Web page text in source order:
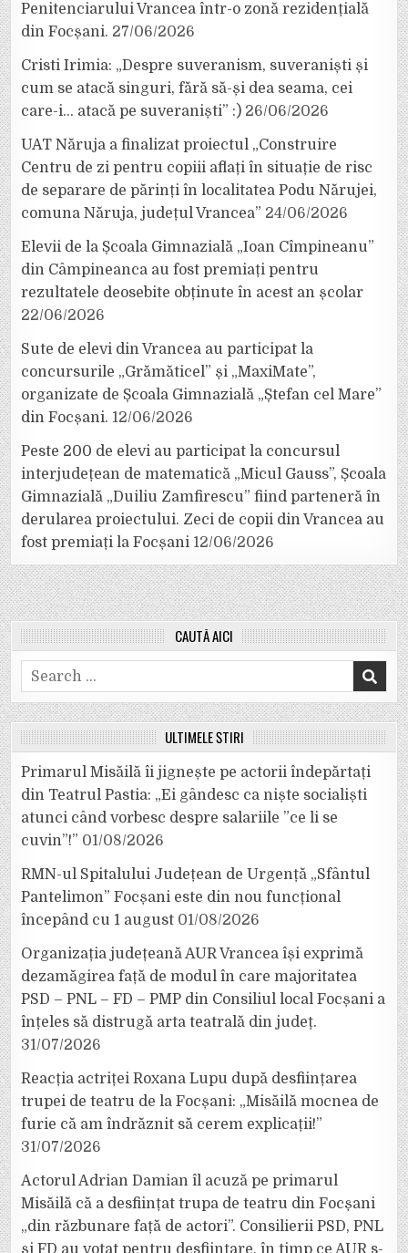
Penitenciarului Vrancea într-o zonă rezidențială
din Focșani. 27/06/2026
Cristi Irimia: „Despre suveranism, suveraniști și
cum se atacă singuri, fără să-și dea seama, cei
care-i… atacă pe suveraniști” :) 26/06/2026
UAT Năruja a finalizat proiectul „Construire
Centru de zi pentru copiii aflați în situație de risc
de separare de părinți în localitatea Podu Nărujei,
comuna Năruja, județul Vrancea” 24/06/2026
Elevii de la Școala Gimnazială „Ioan Cîmpineanu”
din Câmpineanca au fost premiați pentru
rezultatele deosebite obținute în acest an școlar
22/06/2026
Sute de elevi din Vrancea au participat la
concursurile „Grămăticel” și „MaxiMate”,
organizate de Școala Gimnazială „Ștefan cel Mare”
din Focșani. 12/06/2026
Peste 200 de elevi au participat la concursul
interjudețean de matematică „Micul Gauss”, Școala
Gimnazială „Duiliu Zamfirescu” fiind parteneră în
derularea proiectului. Zeci de copii din Vrancea au
fost premiați la Focșani 12/06/2026
CAUTĂ AICI
Search
for:
ULTIMELE ȘTIRI
Primarul Misăilă îi jignește pe actorii îndepărtați
din Teatrul Pastia: „Ei gândesc ca niște socialiști
atunci când vorbesc despre salariile ”ce li se
cuvin”!” 01/08/2026
RMN-ul Spitalului Județean de Urgență „Sfântul
Pantelimon” Focșani este din nou funcțional
începând cu 1 august 01/08/2026
Organizația județeană AUR Vrancea își exprimă
dezamăgirea față de modul în care majoritatea
PSD – PNL – FD – PMP din Consiliul local Focșani a
înțeles să distrugă arta teatrală din județ.
31/07/2026
Reacția actriței Roxana Lupu după desființarea
trupei de teatru de la Focșani: „Misăilă mocnea de
furie că am îndrăznit să cerem explicații!”
31/07/2026
Actorul Adrian Damian îl acuză pe primarul
Misăilă că a desființat trupa de teatru din Focșani
„din răzbunare față de actori”. Consilierii PSD, PNL
și FD au votat pentru desființare, în timp ce AUR s-